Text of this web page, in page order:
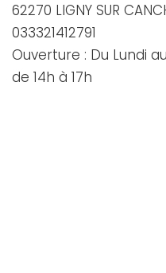
62270 LIGNY SUR
033321412791
Ouverture : Du Lundi
de 14h à 17h